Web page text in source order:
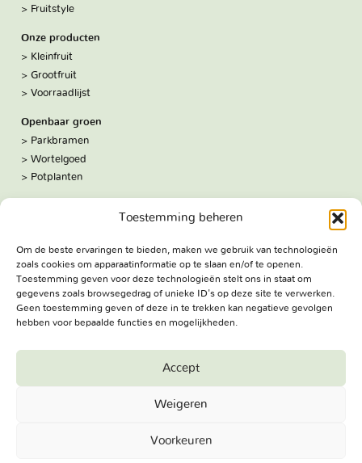
Toestemming beheren
Om de beste ervaringen te bieden, maken we gebruik van technologieën
zoals cookies om apparaatinformatie op te slaan en/of te openen.
Toestemming geven voor deze technologieën stelt ons in staat om
gegevens zoals browsegedrag of unieke ID's op deze site te verwerken.
Geen toestemming geven of deze in te trekken kan negatieve gevolgen
hebben voor bepaalde functies en mogelijkheden.
Accept
Weigeren
Voorkeuren
Fruitstyle
Onze producten
Kleinfruit
Grootfruit
Voorraadlijst
Openbaar groen
Parkbramen
Wortelgoed
Potplanten
Volg ons:
Facebook
Bezoekadres
Haringweg 3A
2975 LB Ottoland
Reserved.